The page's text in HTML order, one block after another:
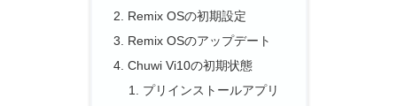
Remix OSの初期設定
Remix OSのアップデート
Chuwi Vi10の初期状態
プリインストールアプリ